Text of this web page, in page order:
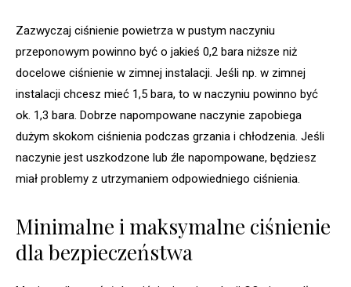
Zazwyczaj ciśnienie powietrza w pustym naczyniu
przeponowym powinno być o jakieś 0,2 bara niższe niż
docelowe ciśnienie w zimnej instalacji. Jeśli np. w zimnej
instalacji chcesz mieć 1,5 bara, to w naczyniu powinno być
ok. 1,3 bara. Dobrze napompowane naczynie zapobiega
dużym skokom ciśnienia podczas grzania i chłodzenia. Jeśli
naczynie jest uszkodzone lub źle napompowane, będziesz
miał problemy z utrzymaniem odpowiedniego ciśnienia.
Minimalne i maksymalne ciśnienie
dla bezpieczeństwa